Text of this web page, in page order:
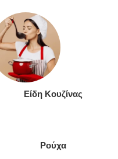
Είδη Κουζίνας
Ρούχα